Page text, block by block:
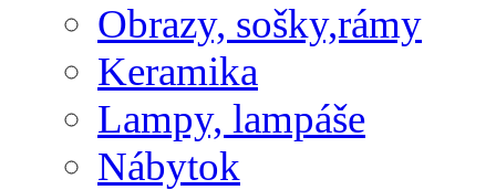
Obrazy, sošky,rámy
Keramika
Lampy, lampáše
Nábytok